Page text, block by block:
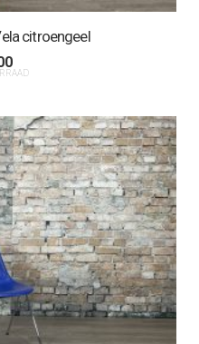
citroengeel